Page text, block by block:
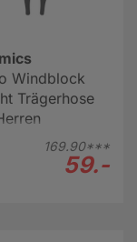
Windblock
Trägerhose
169.90***
59.-